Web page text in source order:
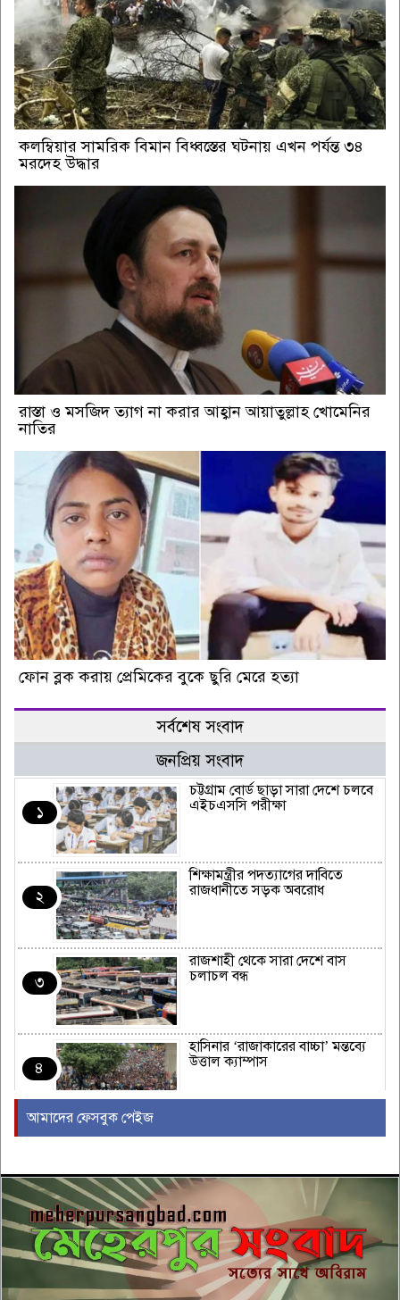
কলম্বিয়ার সামরিক বিমান বিধ্বস্তের ঘটনায় এখন পর্যন্ত ৩৪
মরদেহ উদ্ধার
রাস্তা ও মসজিদ ত্যাগ না করার আহ্বান আয়াতুল্লাহ খোমেনির
নাতির
ফোন ব্লক করায় প্রেমিকের বুকে ছুরি মেরে হত্যা
সর্বশেষ সংবাদ
জনপ্রিয় সংবাদ
১
চট্টগ্রাম বোর্ড ছাড়া সারা দেশে চলবে
এইচএসসি পরীক্ষা
২
শিক্ষামন্ত্রীর পদত্যাগের দাবিতে
রাজধানীতে সড়ক অবরোধ
৩
রাজশাহী থেকে সারা দেশে বাস
চলাচল বন্ধ
৪
হাসিনার ‘রাজাকারের বাচ্চা’ মন্তব্যে
উত্তাল ক্যাম্পাস
৬
বন্যায় সাপের উপদ্রব বাড়ছে, চট্টগ্রামে
৭ দিনে কামড়ের শিকার ৯৩ জন
আমাদের ফেসবুক পেইজ